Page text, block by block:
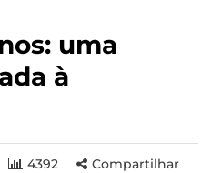
uma
à
4392 Compartilhar